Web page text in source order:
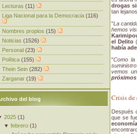
drogas
tan
"La
hemos
el Delito
había
"Como
vemos
Crisis de
Después
que se
Lecturas (11)
Liga Nacional para la Democracia (116)
Nombres propios (15)
Noticias (1526)
Personal (23)
Política (155)
Thein Sein (282)
Zarganar (19)
del blog
2025 (1)
▼febrero (1)